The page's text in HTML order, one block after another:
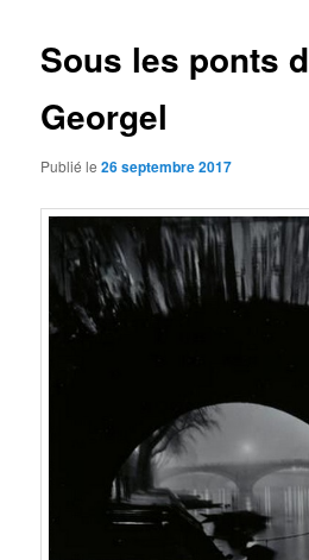
Sous les ponts
Georgel
Publié le26 septembre 2017